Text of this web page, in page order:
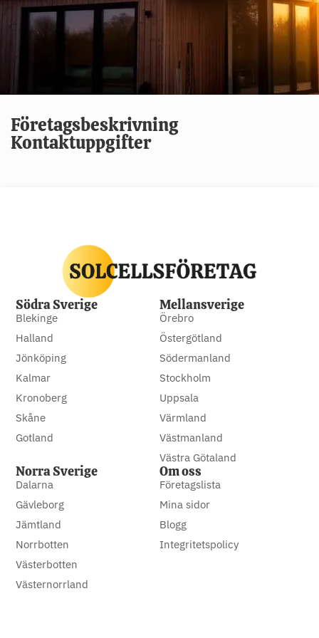
Företagsbeskrivning
Kontaktuppgifter
Södra Sverige
Blekinge
Halland
Jönköping
Kalmar
Kronoberg
Skåne
Gotland
Mellansverige
Örebro
Östergötland
Södermanland
Stockholm
Uppsala
Värmland
Västmanland
Västra Götaland
Norra Sverige
Dalarna
Gävleborg
Jämtland
Norrbotten
Västerbotten
Västernorrland
Om oss
Företagslista
Mina sidor
Blogg
Integritetspolicy